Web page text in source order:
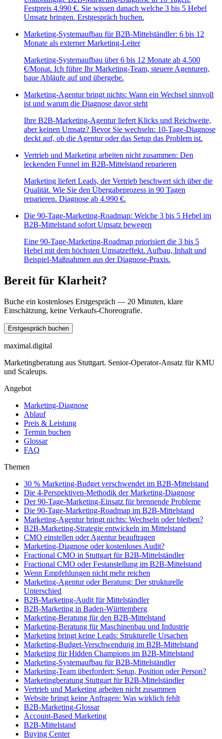
Festpreis 4.990 €. Sie wissen danach welche 3 bis 5 Hebel
Umsatz bringen. Erstgespräch buchen.
Marketing-Systemaufbau für B2B-Mittelständler: 6 bis 12
Monate als externer Marketing-Leiter
Marketing-Systemaufbau über 6 bis 12 Monate ab 4.500
€/Monat. Ich führe Ihr Marketing-Team, steuere Agenturen,
baue Abläufe auf und übergebe.
Marketing-Agentur bringt nichts: Wann ein Wechsel sinnvoll
ist und warum die Diagnose davor steht
Ihre B2B-Marketing-Agentur liefert Klicks und Reichweite,
aber keinen Umsatz? Bevor Sie wechseln: 10-Tage-Diagnose
deckt auf, ob die Agentur oder das Setup das Problem ist.
Vertrieb und Marketing arbeiten nicht zusammen: Den
leckenden Funnel im B2B-Mittelstand reparieren
Marketing liefert Leads, der Vertrieb beschwert sich über die
Qualität. Wie Sie den Übergabeprozess in 90 Tagen
reparieren. Diagnose ab 4.990 €.
Die 90-Tage-Marketing-Roadmap: Welche 3 bis 5 Hebel im
B2B-Mittelstand sofort Umsatz bewegen
Eine 90-Tage-Marketing-Roadmap priorisiert die 3 bis 5
Hebel mit dem höchsten Umsatzeffekt. Aufbau, Inhalt und
Beispiel-Maßnahmen aus der Diagnose-Praxis.
Bereit für Klarheit?
Buche ein kostenloses Erstgespräch — 20 Minuten, klare
Einschätzung, keine Verkaufs-Choreografie.
Erstgespräch buchen
maximal.digital
Marketingberatung aus Stuttgart. Senior-Operator-Ansatz für KMU
und Scaleups.
Angebot
Marketing-Diagnose
Ablauf
Preis & Leistung
Termin buchen
Glossar
FAQ
Themen
30 % Marketing-Budget verschwendet im B2B-Mittelstand
Die 4-Perspektiven-Methodik der Marketing-Diagnose
Der 90-Tage-Marketing-Einsatz für brennende Probleme
Die 90-Tage-Marketing-Roadmap im B2B-Mittelstand
Marketing-Agentur bringt nichts: Wechseln oder bleiben?
B2B-Marketing-Strategie entwickeln im Mittelstand
CMO einstellen oder Agentur beauftragen
Marketing-Diagnose oder kostenloses Audit?
Fractional CMO in Stuttgart für B2B-Mittelständler
Fractional CMO oder Festanstellung im B2B-Mittelstand
Wenn Empfehlungen nicht mehr reichen
Marketing-Agentur oder Beratung: Der strukturelle
Unterschied
B2B-Marketing-Audit für Mittelständler
B2B-Marketing in Baden-Württemberg
Marketing-Beratung für den B2B-Mittelstand
Marketing-Beratung für Maschinenbau und Industrie
Marketing bringt keine Leads: Strukturelle Ursachen
Marketing-Budget-Verschwendung im B2B-Mittelstand
Marketing für Hidden Champions im B2B-Mittelstand
Marketing-Systemaufbau für B2B-Mittelständler
Marketing-Team überfordert: Setup, Position oder Person?
Marketingberatung Stuttgart für B2B-Mittelständler
Vertrieb und Marketing arbeiten nicht zusammen
Website bringt keine Anfragen: Was wirklich fehlt
B2B-Marketing-Glossar
Account-Based Marketing
B2B-Mittelstand
Buying Center